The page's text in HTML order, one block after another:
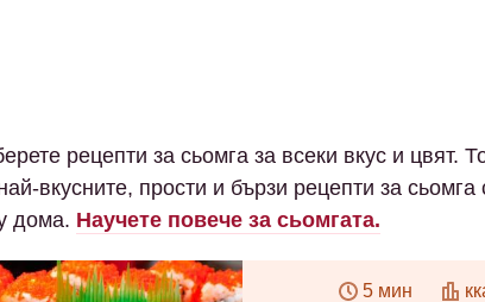
рецепти за сьомга за всеки вкус и цвят.
вкусните, прости и бързи рецепти за сьомга
дома. Научете повече за сьомгата.
5 мин